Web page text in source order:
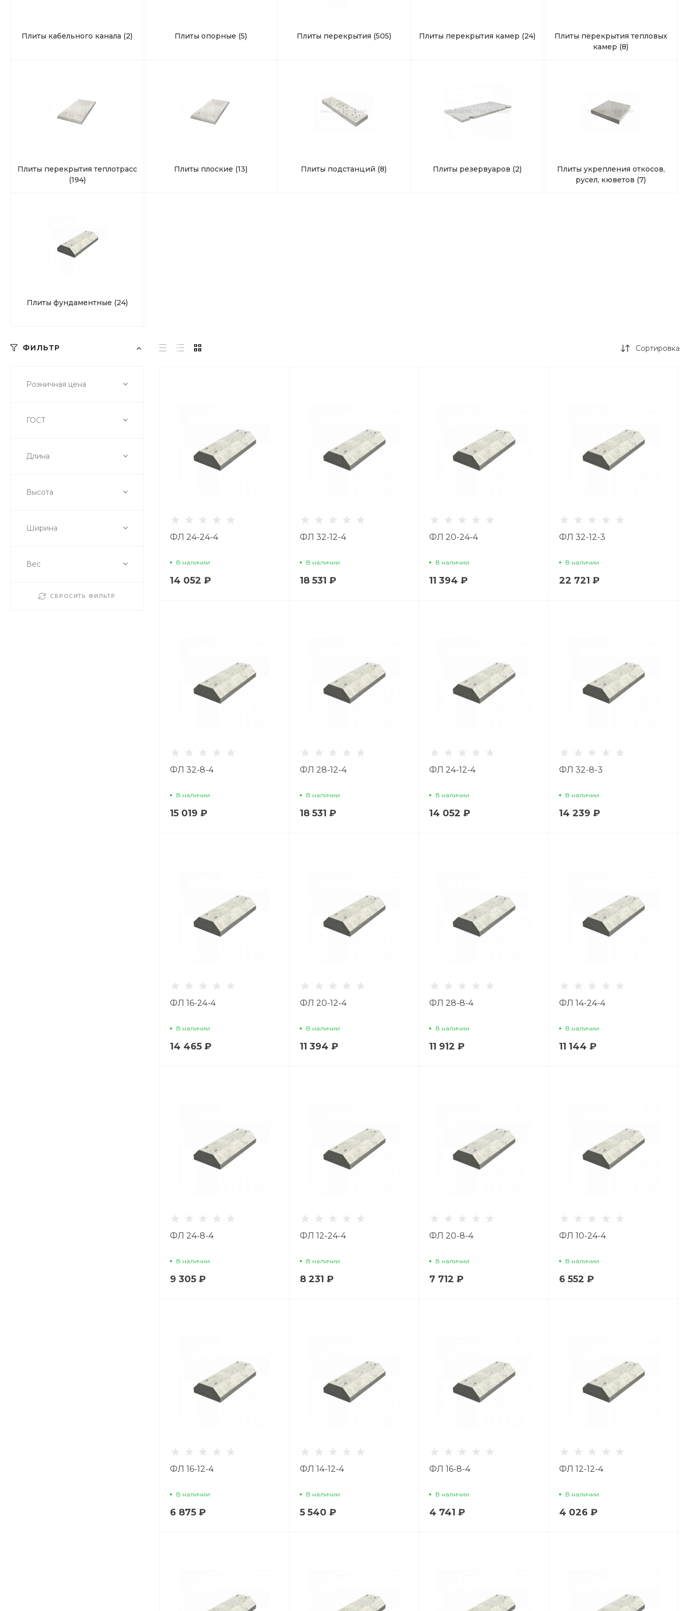
Плиты кабельного канала (2) Плиты опорные (5) Плиты перекрытия (505) Плиты перекрытия камер (24)
Плиты перекрытия тепловых
камер (8)
Плиты перекрытия теплотрасс
(194)
Плиты плоские (13) Плиты подстанций (8) Плиты резервуаров (2)
Плиты укрепления откосов,
русел, кюветов (7)
Плиты фундаментные (24)
ФИЛЬТР
Розничная цена
ГОСТ
Длина
Высота
Ширина
Вес
СБРОСИТЬ ФИЛЬТР
Сортировка
ФЛ 24-24-4
В наличии
14 052 ₽
ФЛ 32-12-4
В наличии
18 531 ₽
ФЛ 20-24-4
В наличии
11 394 ₽
ФЛ 32-12-3
В наличии
22 721 ₽
ФЛ 32-8-4
В наличии
15 019 ₽
ФЛ 28-12-4
В наличии
18 531 ₽
ФЛ 24-12-4
В наличии
14 052 ₽
ФЛ 32-8-3
В наличии
14 239 ₽
ФЛ 16-24-4
В наличии
14 465 ₽
ФЛ 20-12-4
В наличии
11 394 ₽
ФЛ 28-8-4
В наличии
11 912 ₽
ФЛ 14-24-4
В наличии
11 144 ₽
ФЛ 24-8-4
В наличии
9 305 ₽
ФЛ 12-24-4
В наличии
8 231 ₽
ФЛ 20-8-4
В наличии
7 712 ₽
ФЛ 10-24-4
В наличии
6 552 ₽
ФЛ 16-12-4
В наличии
6 875 ₽
ФЛ 14-12-4
В наличии
5 540 ₽
ФЛ 16-8-4
В наличии
4 741 ₽
ФЛ 12-12-4
В наличии
4 026 ₽